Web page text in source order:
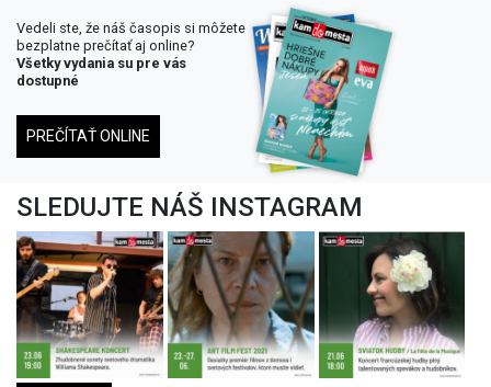
Vedeli ste, že náš časopis si môžete
bezplatne prečítať aj online?
Všetky vydania su pre vás
dostupné
PREČÍTAŤ ONLINE
SLEDUJTE NÁŠ INSTAGRAM